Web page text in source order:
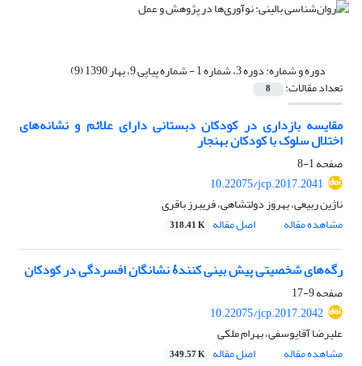
دوره و شماره:دوره 3، شماره 1 - شماره پیاپی 9، بهار 1390 (9)
تعداد مقالات: 8
مقایسه بازداری در کودکان دبستانی دارای علائم و نشانه‌های
اختلال سلوک با کودکان بهنجار
صفحه1-8
10.22075/jcp.2017.2041
ناژین ربیعی، بهروز دولتشاهی، فریبرز باقری
مشاهده مقاله
اصل مقاله 318.41 K
رگه‌های شخصیتی پیش بینی کنندۀ نشانگان افسردگی در کودکان
صفحه9-17
10.22075/jcp.2017.2042
علیرضا آقایوسفی، بهرام ملکی
مشاهده مقاله
اصل مقاله 349.57 K